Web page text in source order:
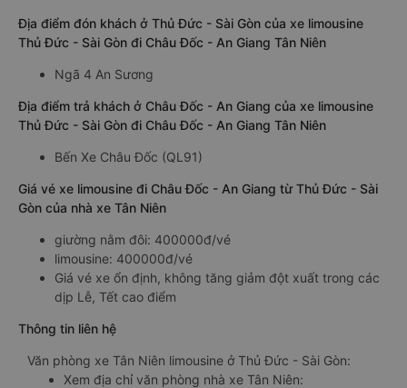
Địa điểm đón khách ở Thủ Đức - Sài Gòn của xe limousine
Thủ Đức - Sài Gòn đi Châu Đốc - An Giang Tân Niên
Ngã 4 An Sương
Địa điểm trả khách ở Châu Đốc - An Giang của xe limousine
Thủ Đức - Sài Gòn đi Châu Đốc - An Giang Tân Niên
Bến Xe Châu Đốc (QL91)
Giá vé xe limousine đi Châu Đốc - An Giang từ Thủ Đức - Sài
Gòn của nhà xe Tân Niên
giường nằm đôi: 400000đ/vé
limousine: 400000đ/vé
Giá vé xe ổn định, không tăng giảm đột xuất trong các
dịp Lễ, Tết cao điểm
Thông tin liên hệ
Văn phòng xe Tân Niên limousine ở Thủ Đức - Sài Gòn:
Xem địa chỉ văn phòng nhà xe Tân Niên: